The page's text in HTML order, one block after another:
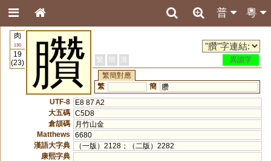
粵
普
肉
130
19
(23)
臢 繁 簡 港
異讀字
繁簡對應
繁
簡
臜
UTF-8
E8 87 A2
大五碼 C5D8
倉頡碼
月竹山金
Matthews
6680
漢語大字典
（一版）2128；（二版）2282
康熙字典